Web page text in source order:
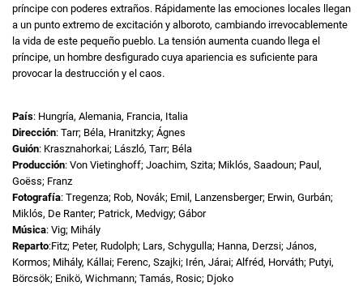
príncipe con poderes extraños. Rápidamente las emociones locales llegan
a un punto extremo de excitación y alboroto, cambiando irrevocablemente
la vida de este pequeño pueblo. La tensión aumenta cuando llega el
príncipe, un hombre desfigurado cuya apariencia es suficiente para
provocar la destrucción y el caos.
País: Hungría, Alemania, Francia, Italia
Dirección: Tarr; Béla, Hranitzky; Ágnes
Guión: Krasznahorkai; László, Tarr; Béla
Producción: Von Vietinghoff; Joachim, Szita; Miklós, Saadoun; Paul,
Goëss; Franz
Fotografía: Tregenza; Rob, Novák; Emil, Lanzensberger; Erwin, Gurbán;
Miklós, De Ranter; Patrick, Medvigy; Gábor
Música: Vig; Mihály
Reparto:Fitz; Peter, Rudolph; Lars, Schygulla; Hanna, Derzsi; János,
Kormos; Mihály, Kállai; Ferenc, Szajki; Irén, Járai; Alfréd, Horváth; Putyi,
Börcsök; Enikö, Wichmann; Tamás, Rosic; Djoko